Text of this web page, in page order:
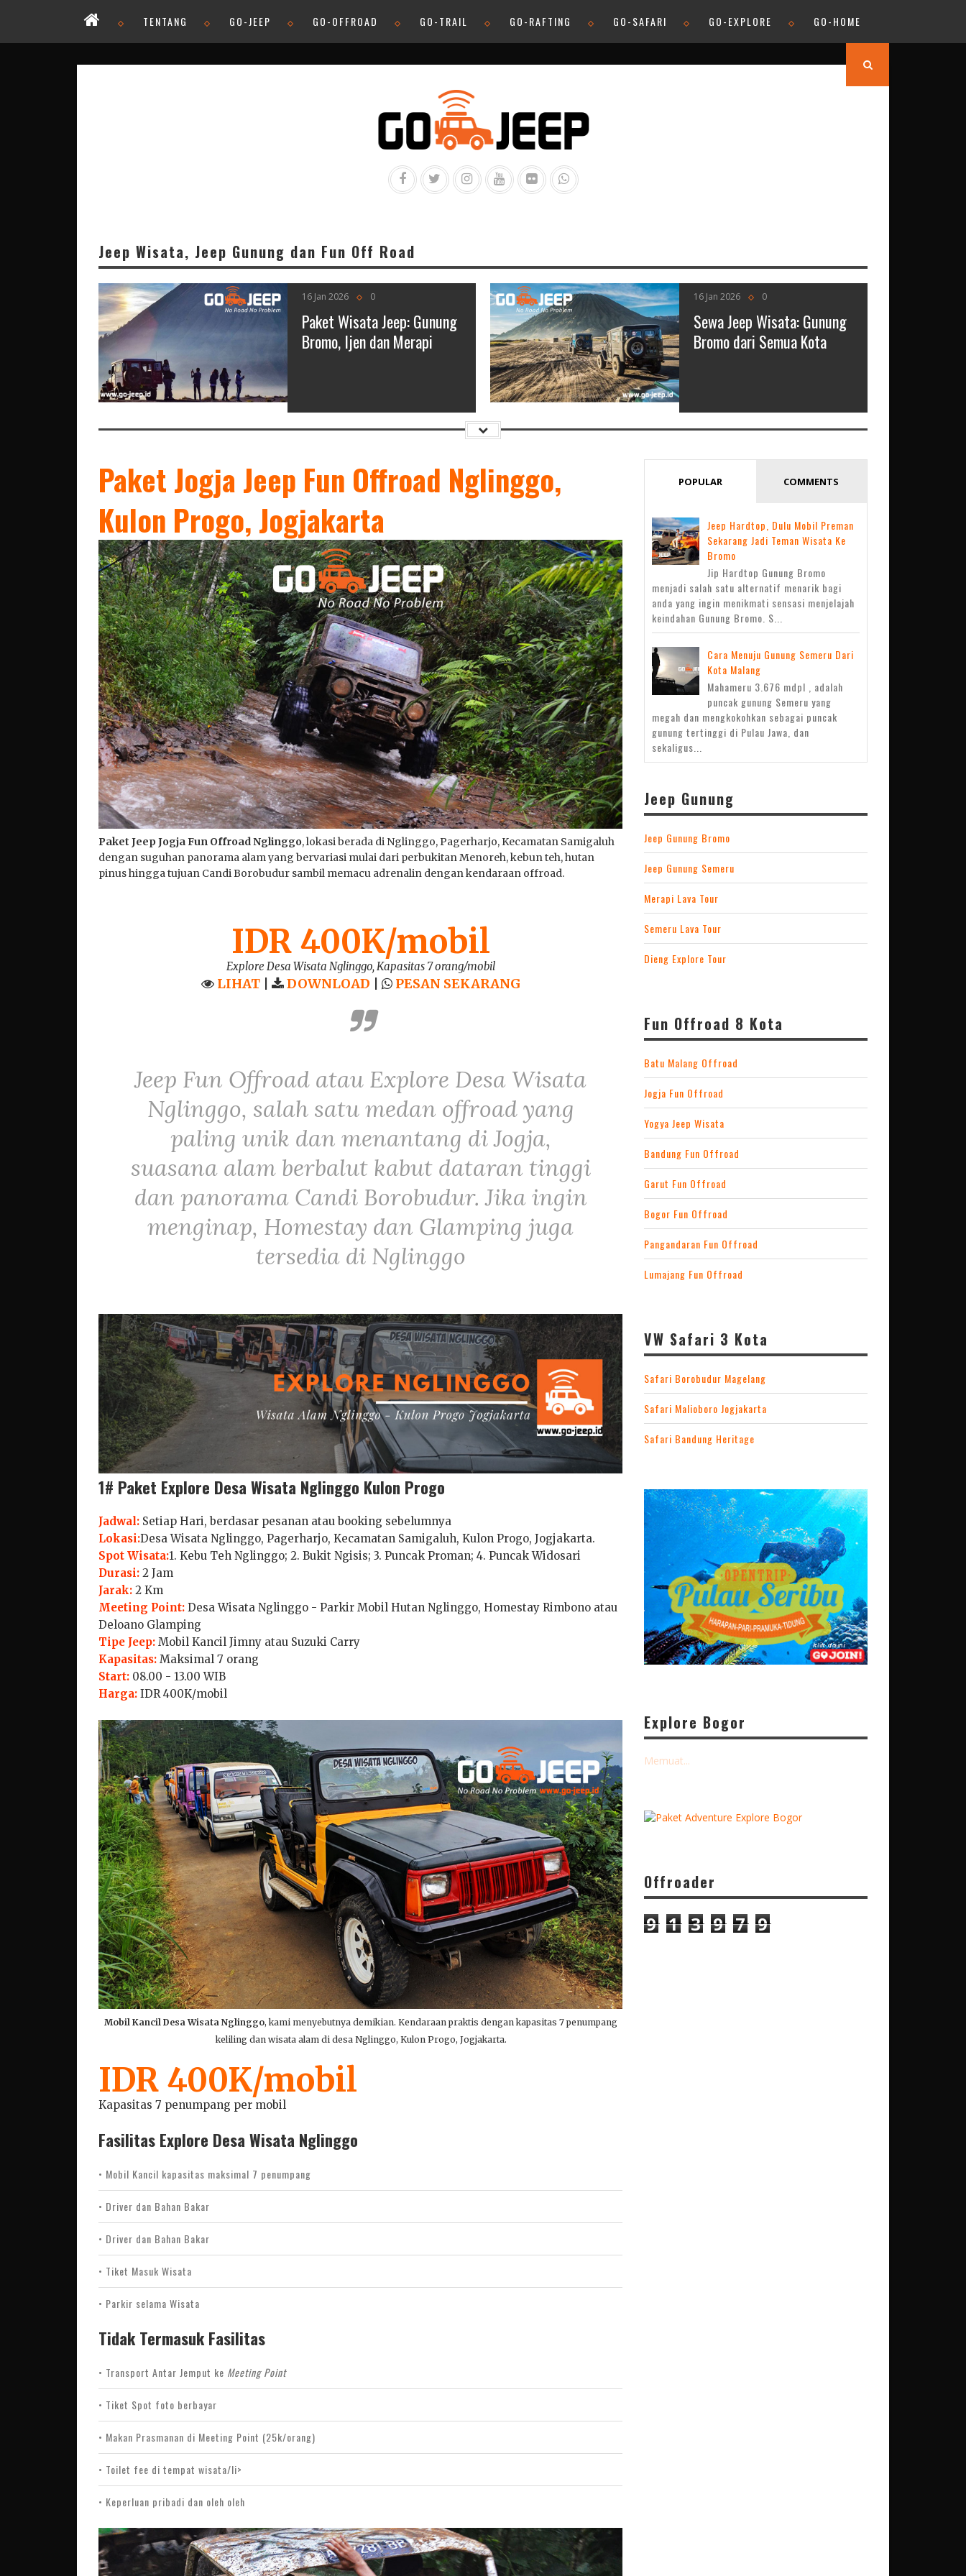
TENTANG GO-JEEP GO-OFFROAD GO-TRAIL GO-RAFTING GO-SAFARI GO-EXPLORE GO-HOME
Jeep Wisata, Jeep Gunung dan Fun Off Road
16 Jan 2026 0
Paket Wisata Jeep: Gunung
Bromo, Ijen dan Merapi
16 Jan 2026 0
Sewa Jeep Wisata: Gunung
Bromo dari Semua Kota
16 Jan 2026 0
Paket Wisata Jeep: Gunung
Bromo, Ijen dan Merapi
Sewa Jeep Wisata: Gunung
Paket Jogja Jeep Fun Offroad Nglinggo,
Kulon Progo, Jogjakarta
Paket Jeep Jogja Fun Offroad Nglinggo, lokasi berada di Nglinggo, Pagerharjo, Kecamatan Samigaluh
dengan suguhan panorama alam yang bervariasi mulai dari perbukitan Menoreh, kebun teh, hutan
pinus hingga tujuan Candi Borobudur sambil memacu adrenalin dengan kendaraan offroad.
IDR 400K/mobil
Explore Desa Wisata Nglinggo, Kapasitas 7 orang/mobil
LIHAT| DOWNLOAD PESAN SEKARANG
Jeep Fun Offroad atau Explore Desa Wisata
Nglinggo, salah satu medan offroad yang
paling unik dan menantang di Jogja,
suasana alam berbalut kabut dataran tinggi
dan panorama Candi Borobudur. Jika ingin
menginap, Homestay dan Glamping juga
tersedia di Nglinggo
1# Paket Explore Desa Wisata Nglinggo Kulon Progo
Jadwal: Setiap Hari, berdasar pesanan atau booking sebelumnya
Lokasi:Desa Wisata Nglinggo, Pagerharjo, Kecamatan Samigaluh, Kulon Progo, Jogjakarta.
Spot Wisata:1. Kebu Teh Nglinggo; 2. Bukit Ngisis; 3. Puncak Proman; 4. Puncak Widosari
Durasi: 2 Jam
Jarak: 2 Km
Meeting Point: Desa Wisata Nglinggo - Parkir Mobil Hutan Nglinggo, Homestay Rimbono atau
Deloano Glamping
Tipe Jeep: Mobil Kancil Jimny atau Suzuki Carry
Kapasitas: Maksimal 7 orang
Start: 08.00 - 13.00 WIB
Harga: IDR 400K/mobil
Mobil Kancil Desa Wisata Nglinggo, kami menyebutnya demikian. Kendaraan praktis dengan kapasitas 7 penumpang
keliling dan wisata alam di desa Nglinggo, Kulon Progo, Jogjakarta.
IDR 400K/mobil
Kapasitas 7 penumpang per mobil
Fasilitas Explore Desa Wisata Nglinggo
• Mobil Kancil kapasitas maksimal 7 penumpang
• Driver dan Bahan Bakar
• Driver dan Bahan Bakar
• Tiket Masuk Wisata
• Parkir selama Wisata
Tidak Termasuk Fasilitas
• Transport Antar Jemput ke Meeting Point
• Tiket Spot foto berbayar
• Makan Prasmanan di Meeting Point (25k/orang)
• Toilet fee di tempat wisata/li>
• Keperluan pribadi dan oleh oleh
POPULAR COMMENTS
Jeep Hardtop, Dulu Mobil Preman
Sekarang Jadi Teman Wisata Ke
Bromo
Jip Hardtop Gunung Bromo
menjadi salah satu alternatif menarik bagi
anda yang ingin menikmati sensasi menjelajah
keindahan Gunung Bromo. S...
Cara Menuju Gunung Semeru Dari
Kota Malang
Mahameru 3.676 mdpl , adalah
puncak gunung Semeru yang
megah dan mengkokohkan sebagai puncak
gunung tertinggi di Pulau Jawa, dan
sekaligus...
Jeep Gunung
Jeep Gunung Bromo
Jeep Gunung Semeru
Merapi Lava Tour
Semeru Lava Tour
Dieng Explore Tour
Fun Offroad 8 Kota
Batu Malang Offroad
Jogja Fun Offroad
Yogya Jeep Wisata
Bandung Fun Offroad
Garut Fun Offroad
Bogor Fun Offroad
Pangandaran Fun Offroad
Lumajang Fun Offroad
VW Safari 3 Kota
Safari Borobudur Magelang
Safari Malioboro Jogjakarta
Safari Bandung Heritage
Explore Bogor
Memuat...
Offroader
9 1 3 9 7 9